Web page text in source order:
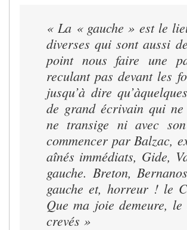
« La « gauche » est le
diverses qui sont aussi
point nous faire une
reculant pas devant les
jusqu’à dire
de grand écrivain qui ne
ne transige ni avec
commencer par Balzac,
aînés immédiats, Gide,
gauche. Breton,
gauche et, horreur ! le
Que ma joie demeure, le
crevés »